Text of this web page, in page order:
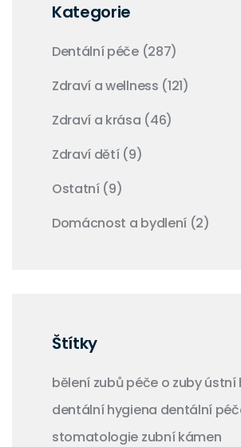
Kategorie
Dentální péče (287)
Zdraví a wellness (121)
Zdraví a krása (46)
Zdraví dětí (9)
Ostatní (9)
Domácnost a bydlení (2)
Štítky
bělení zubů péče o zubyústní
dentální hygiena dentální
stomatologie zubní kámen